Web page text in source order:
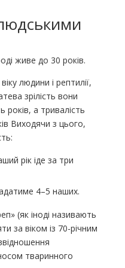
живе до 30 років.
людини і рептилії,
зрілість вони
років, а тривалість
Виходячи з цього,
рік іде за три
4–5 наших.
(як іноді називають
за віком із 70-річним
тваринного